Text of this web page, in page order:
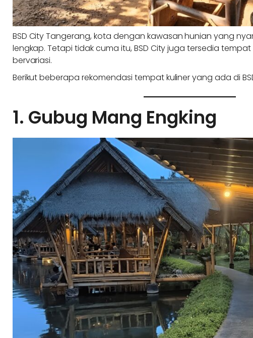
BSD City Tangerang, kota dengan kawasan hunian yang
lengkap. Tetapi tidak cuma itu, BSD City juga tersedia
bervariasi.
Berikut beberapa rekomendasi tempat kuliner yang ada di
1. Gubug Mang Engking